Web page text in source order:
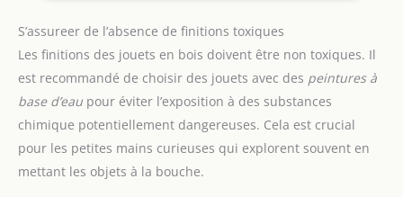
un plaisir de jeu durable. Eichhorn Jouet en bois avec
tradition. Depuis des générations, Eichhorn est synonyme de
qualité, de valeur éducative et de jeu durable avec le bois
S’assureer de l’absence de finitions toxiques
Les finitions des jouets en bois doivent être non toxiques. Il
est recommandé de choisir des jouets avec des peintures à
base d’eau pour éviter l’exposition à des substances
chimique potentiellement dangereuses. Cela est crucial
pour les petites mains curieuses qui explorent souvent en
mettant les objets à la bouche.